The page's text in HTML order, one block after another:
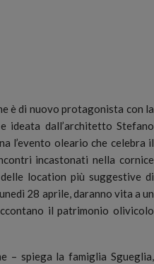
è di nuovo protagonista con la
ideata dall’architetto Stefano
l’evento oleario che celebra il
incastonati nella cornice
location più suggestive di
28 aprile, daranno vita a un
il patrimonio olivicolo
– spiega la famiglia Sgueglia,